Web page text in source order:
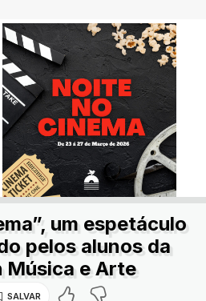
um espetáculo
pelos alunos da
Música e Arte